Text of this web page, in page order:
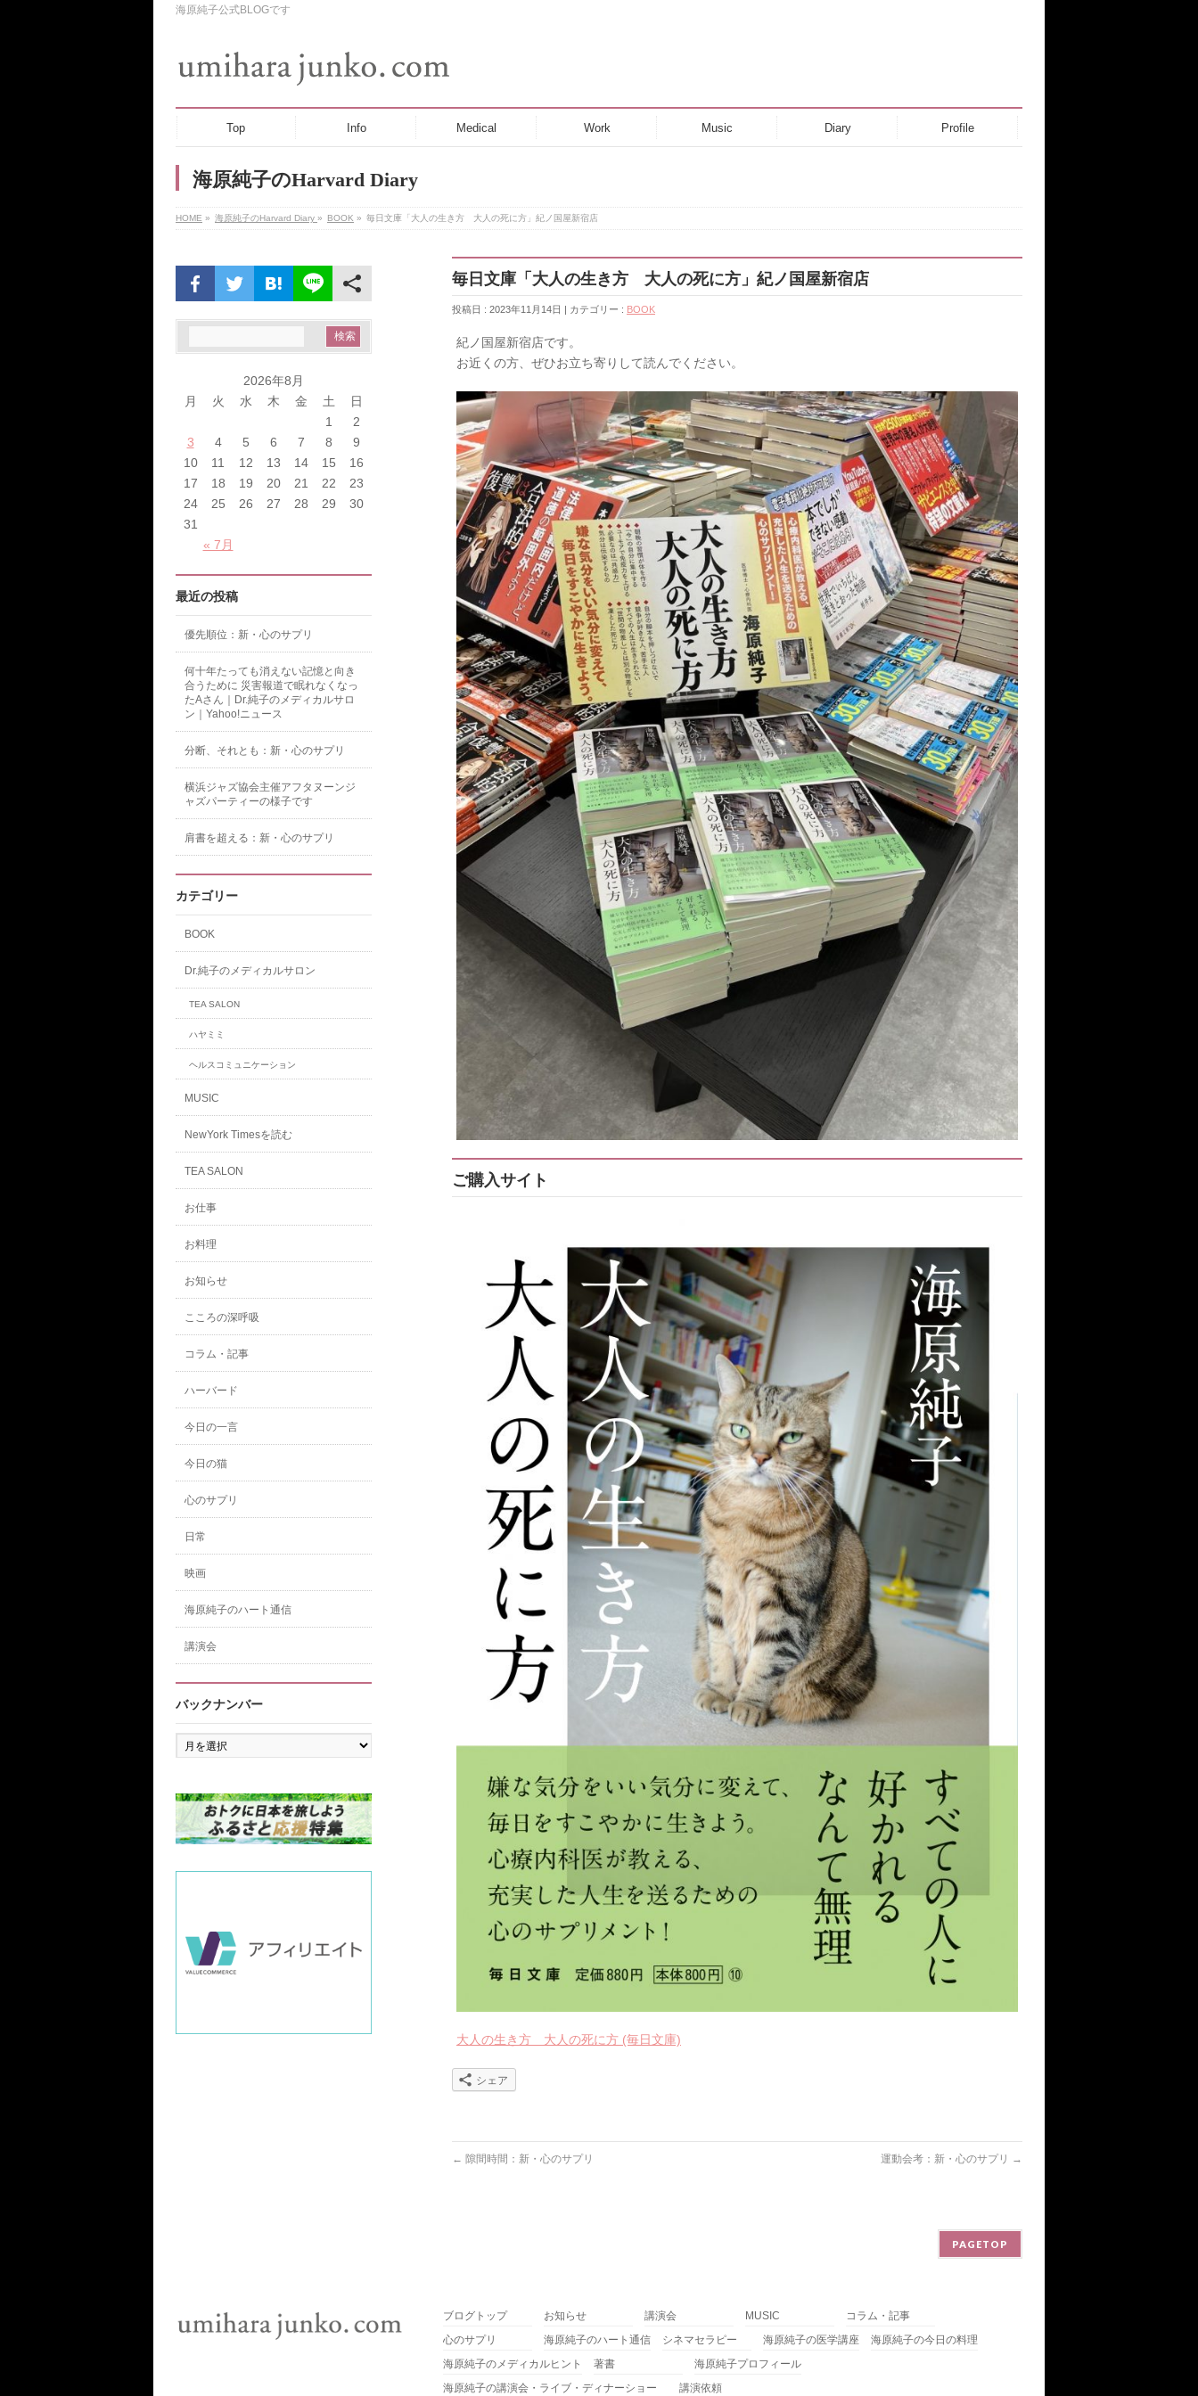
海原純子公式BLOGです
Top Info Medical Work Music Diary Profile
海原純子のHarvard Diary
HOME » 海原純子のHarvard Diary » BOOK » 毎日文庫「大人の生き方 大人の死に方」紀ノ国屋新宿店
毎日文庫「大人の生き方 大人の死に方」紀ノ国屋新宿店
投稿日 : 2023年11月14日 | カテゴリー : BOOK
紀ノ国屋新宿店です。
お近くの方、ぜひお立ち寄りして読んでください。
ご購入サイト
大人の生き方 大人の死に方 (毎日文庫)
シェア
← 隙間時間：新・心のサプリ 運動会考：新・心のサプリ →
2026年8月
月
火 水 木 金 土 日
« 7月
1
2
3
4 5 6 7 8
9
10
11 12 13 14 15
16
17
18 19 20 21 22
23
24
25 26 27 28 29
30
31
最近の投稿
優先順位：新・心のサプリ
何十年たっても消えない記憶と向き
合うために 災害報道で眠れなくなっ
たAさん｜Dr.純子のメディカルサロ
ン｜Yahoo!ニュース
分断、それとも：新・心のサプリ
横浜ジャズ協会主催アフタヌーンジ
ャズパーティーの様子です
肩書を超える：新・心のサプリ
カテゴリー
BOOK
Dr.純子のメディカルサロン
TEA SALON
ハヤミミ
ヘルスコミュニケーション
MUSIC
NewYork Timesを読む
TEA SALON
お仕事
お料理
お知らせ
こころの深呼吸
コラム・記事
ハーバード
今日の一言
今日の猫
心のサプリ
日常
映画
海原純子のハート通信
講演会
バックナンバー
バ
ッ
ン
バ
ー
PAGETOP
ブログトップ お知らせ 講演会 MUSIC
コラム・記事
心のサプリ
海原純子のハート通信 シネマセラピー 海原純子の医学講座
海原純子の今日の料理
海原純子のメディカルヒント
著書
海原純子プロフィール
海原純子の講演会・ライブ・ディナーショー
講演依頼